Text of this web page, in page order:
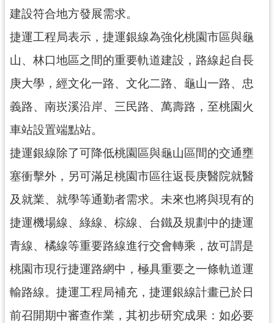
認
我
們
訊
公
告
業
務
資
訊
工
程
進
度
廉
政
平
建設符合地方發展需求。
捷運工程局表示，捷運銀線為強化桃園市區與龜
山、林口地區之間的重要軌道建設，路線起自長
庚大學，經文化一路、文化二路、龜山一路、忠
義路、南崁溪沿岸、三民路、萬壽路，至桃園火
車站設置端點站。
捷運銀線除了可降低桃園區與龜山區間的交通壅
塞衝擊外，另可滿足桃園市區往返長庚醫院就醫
及就業、就學等通勤者需求。未來也將與現有的
捷運機場線、綠線、棕線、台鐵及規劃中的捷運
青線、橘線等重要路線進行交會轉乘，故可謂是
桃園市現行捷運路網中，極具重要之一條軌道運
輸路線。捷運工程局補充，捷運銀線計畫已於日
前召開期中審查作業，其初步研究成果：如必要